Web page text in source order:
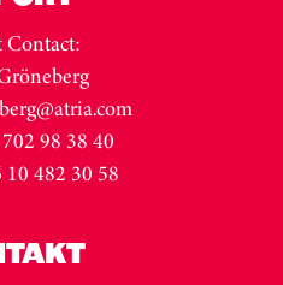
Contact:
98 38 40
482 30 58